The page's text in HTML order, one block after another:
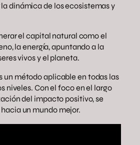
dinámica de los ecosistemas y
el capital natural como el
la energía, apuntando a la
vivos y el planeta.
un método aplicable en todas las
niveles. Con el foco en el largo
del impacto positivo, se
un mundo mejor.